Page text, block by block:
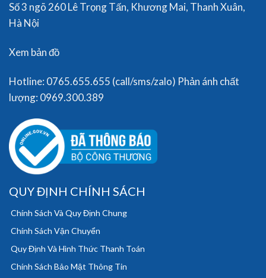
Số 3 ngõ 260 Lê Trọng Tấn, Khương Mai, Thanh Xuân,
Hà Nội
Xem bản đồ
Hotline: 0765.655.655 (call/sms/zalo) Phản ánh chất
lượng: 0969.300.389
QUY ĐỊNH CHÍNH SÁCH
Chính Sách Và Quy Định Chung
Chính Sách Vận Chuyển
Quy Định Và Hình Thức Thanh Toán
Chính Sách Bảo Mật Thông Tin